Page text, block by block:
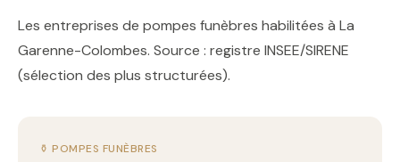
Les entreprises de pompes funèbres habilitées à La
Garenne-Colombes. Source : registre INSEE/SIRENE
(sélection des plus structurées).
⚱️ POMPES FUNÈBRES